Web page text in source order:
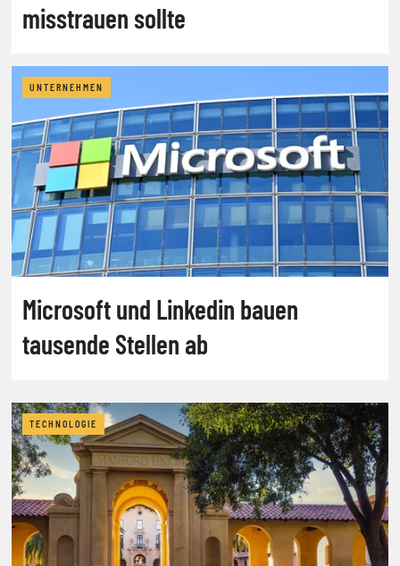
misstrauen sollte
UNTERNEHMEN
Microsoft und Linkedin bauen
tausende Stellen ab
TECHNOLOGIE